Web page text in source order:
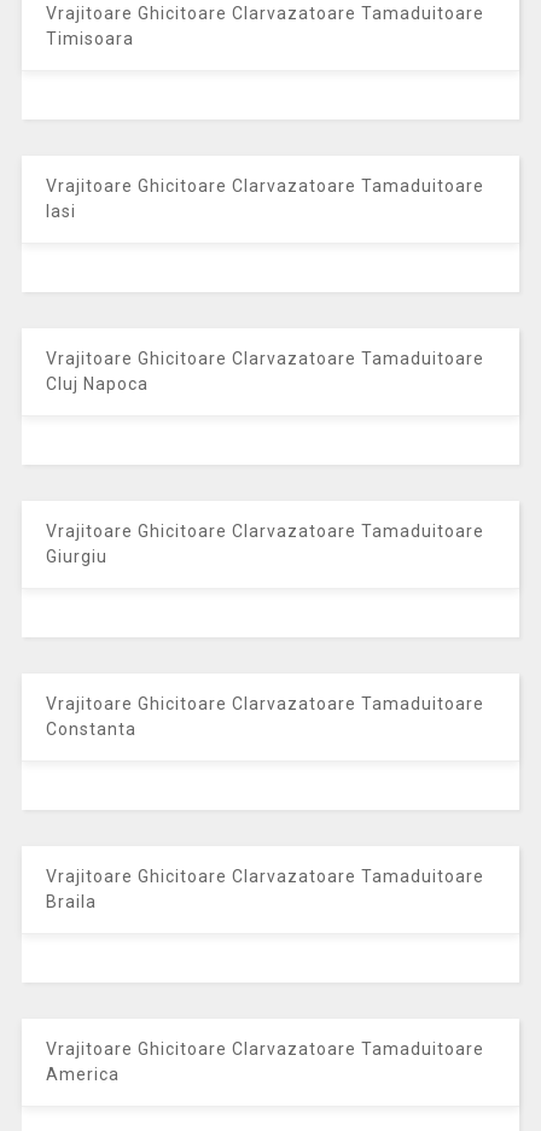
Vrajitoare Ghicitoare Clarvazatoare Tamaduitoare
Timisoara
Vrajitoare Ghicitoare Clarvazatoare Tamaduitoare
Iasi
Vrajitoare Ghicitoare Clarvazatoare Tamaduitoare
Cluj Napoca
Vrajitoare Ghicitoare Clarvazatoare Tamaduitoare
Giurgiu
Vrajitoare Ghicitoare Clarvazatoare Tamaduitoare
Constanta
Vrajitoare Ghicitoare Clarvazatoare Tamaduitoare
Braila
Vrajitoare Ghicitoare Clarvazatoare Tamaduitoare
America